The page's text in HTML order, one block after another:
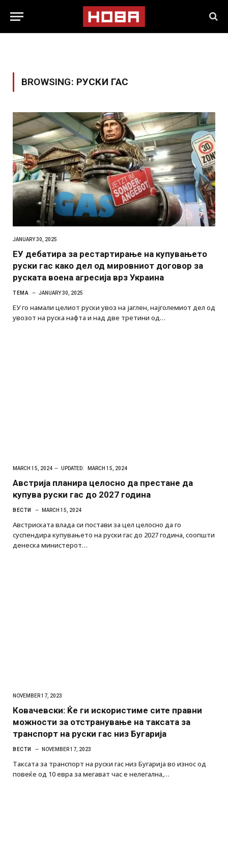
BROWSING: РУСКИ ГАС
JANUARY 30, 2025
ЕУ дебатира за рестартирање на купувањето
руски гас како дел од мировниот договор за
руската воена агресија врз Украина
ТЕМА JANUARY 30, 2025
ЕУ го намали целиот руски увоз на јаглен, најголемиот дел од
увозот на руска нафта и над две третини од…
MARCH 15, 2024 UPDATED: MARCH 15, 2024
Австрија планира целосно да престане да
купува руски гас до 2027 година
ВЕСТИ MARCH 15, 2024
Австриската влада си постави за цел целосно да го
суспендира купувањето на руски гас до 2027 година, соопшти
денеска министерот…
NOVEMBER 17, 2023
Ковачевски: Ќе ги искористиме сите правни
можности за отстранување на таксата за
транспорт на руски гас низ Бугарија
ВЕСТИ NOVEMBER 17, 2023
Таксата за транспорт на руски гас низ Бугарија во износ од
повеќе од 10 евра за мегават час е нелегална,…